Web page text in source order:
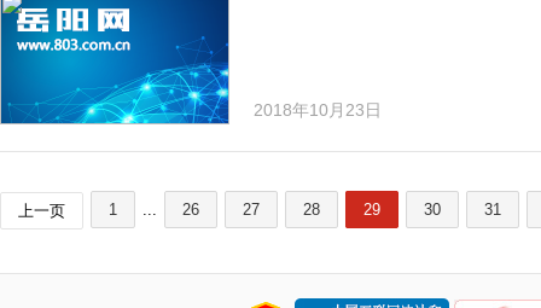
2018年10月23日
上一页 1 ... 26 27 28 29 30 31